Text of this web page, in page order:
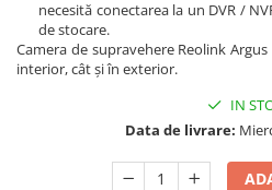
necesită conectarea la un DVR /
de stocare.
Camera de supravehere Reolink
interior, cât și în exterior.
IN
Data de livrare: